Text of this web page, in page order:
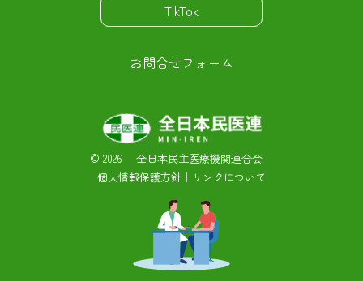
TikTok
お問合せフォーム
© 2026 全日本民主医療機関連合会
個人情報保護方針 ｜ リンクについて